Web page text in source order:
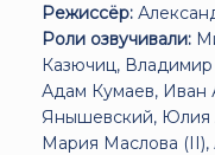
Режиссёр:
Роли озвучивали:
Казючиц,
Адам Кумаев, Иван
Янышевский, Юлия
Мария Маслова (II),